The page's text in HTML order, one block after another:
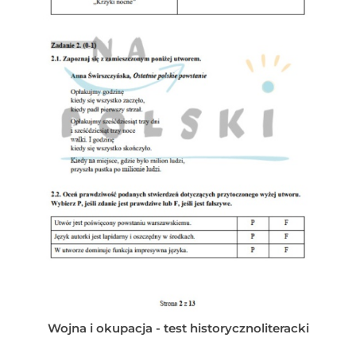
Wojna i okupacja - test historycznoliteracki